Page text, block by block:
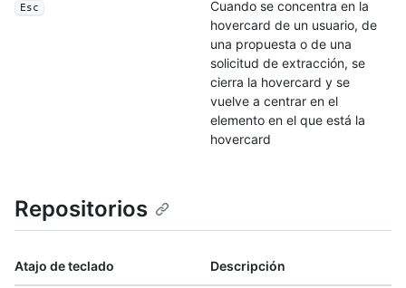
Esc
Cuando se concentra en la
hovercard de un usuario, de
una propuesta o de una
solicitud de extracción, se
cierra la hovercard y se
vuelve a centrar en el
elemento en el que está la
hovercard
Repositorios
Atajo de teclado Descripción